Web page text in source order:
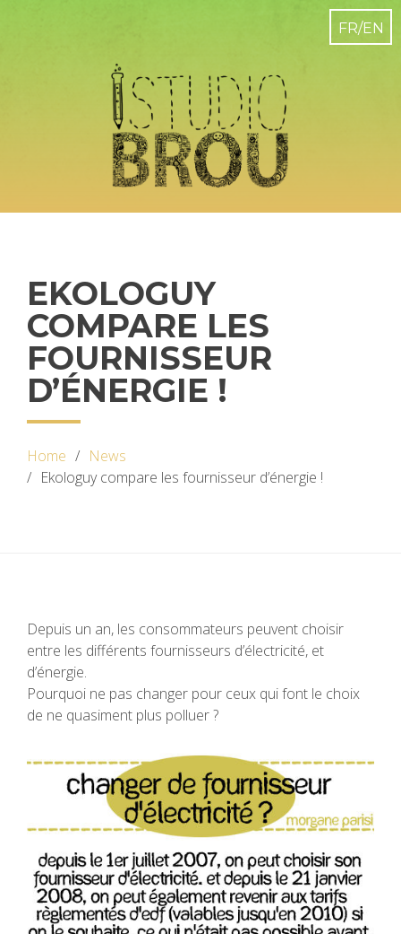
EKOLOGUY
COMPARE LES
FOURNISSEUR
D’ÉNERGIE !
Home
News
Ekologuy compare les fournisseur d’énergie !
Depuis un an, les consommateurs peuvent choisir
entre les différents fournisseurs d’électricité, et
d’énergie.
Pourquoi ne pas changer pour ceux qui font le choix
de ne quasiment plus polluer ?